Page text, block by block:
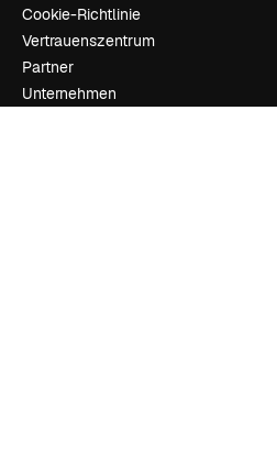
Cookie-Richtlinie
Vertrauenszentrum
Partner
Unternehmen